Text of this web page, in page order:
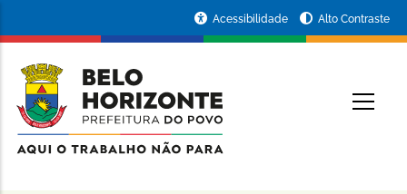
conteúdo
principal
da
Prefeitura
de
Acessibilidade Alto Contraste